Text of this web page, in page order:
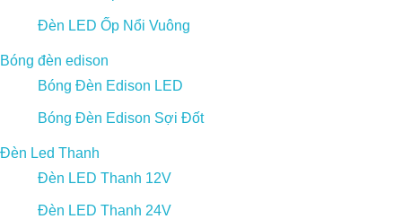
Đèn LED Ốp Nổi Vuông
Bóng đèn edison
Bóng Đèn Edison LED
Bóng Đèn Edison Sợi Đốt
Đèn Led Thanh
Đèn LED Thanh 12V
Đèn LED Thanh 24V